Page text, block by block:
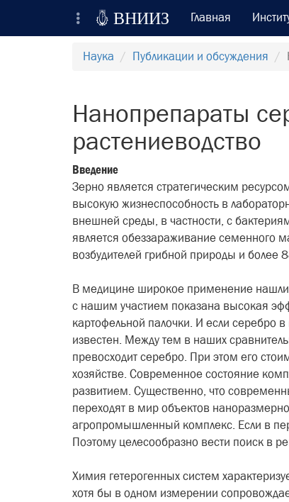
Всероссийский Научно-Исследовательский
Вход на сайт
 ВНИИЗ Главная
Наука Публикации и обсуждения
Нанопрепараты
растениеводство
Введение
Зерно является стратегическим
высокую жизнеспособность в
внешней среды, в частности, с
является обеззараживание семенного
возбудителей грибной природы и более
В медицине широкое применение нашли
с нашим участием показана высокая
картофельной палочки. И если серебро
известен. Между тем в наших
превосходит серебро. При этом его
хозяйстве. Современное состояние
развитием. Существенно, что
переходят в мир объектов
агропромышленный комплекс. Если в
Поэтому целесообразно вести поиск в
Химия гетерогенных систем
хотя бы в одном измерении